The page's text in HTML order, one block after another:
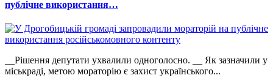
публічне використання…
__Рішення депутати ухвалили одноголосно. __ Як зазначили у
міськраді, метою мораторію є захист українського...